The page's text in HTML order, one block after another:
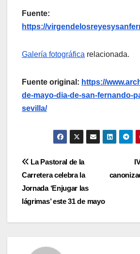
Fuente:
https://
Galería fotográfica relacionada.
Fuente original: https://
de-mayo-dia-de-san-fernando-
sevilla/
Navegación
de
entradas
La Pastoral de la
Carretera celebra la
Jornada ‘Enjugar las
lágrimas’ este 31 de mayo